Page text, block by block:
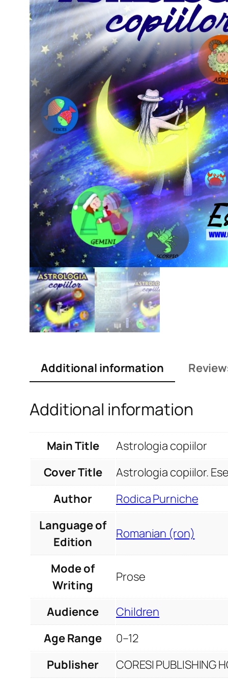
Additional information
Additional information
Main Title
Astrologia copiilor
Cover Title
Astrologia copiilor.
Author
Rodica Purniche
Language of
Edition
Romanian (ron)
Mode of
Writing
Prose
Audience
Children
Age Range
0–12
Publisher
CORESI PUBLISHING